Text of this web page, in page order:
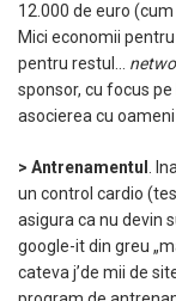
12.000 de euro
Mici economii
pentru restul…
sponsor, cu focus
asocierea cu oameni
> Antrenamentul
.
un control cardio
asigura ca nu devin
google-it din greu
cateva j’de mii de